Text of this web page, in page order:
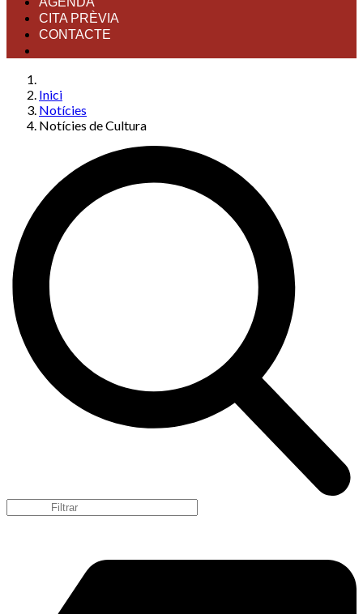
CITA PRÈVIA
CONTACTE
Inici
Notícies
Notícies de Cultura